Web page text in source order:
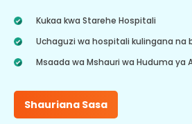
Kukaa kwa Starehe Hospitali
Uchaguzi wa hospitali kulingana na
Msaada wa Mshauri wa Huduma ya
Shauriana Sasa